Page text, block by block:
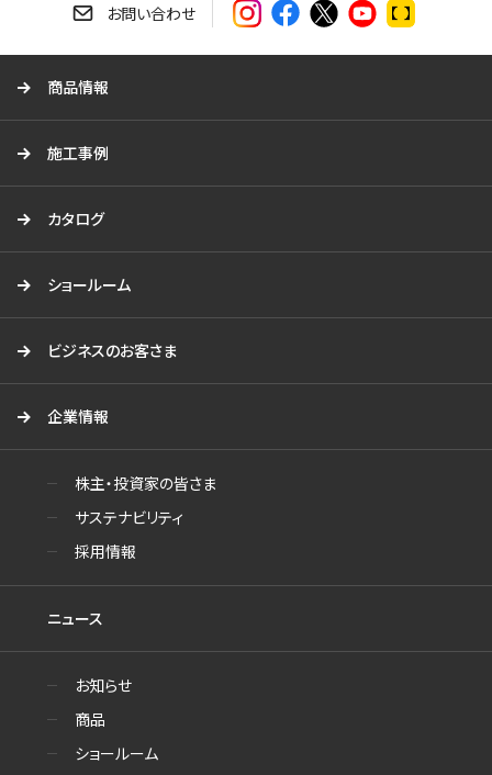
お問い合わせ
商品情報
施工事例
カタログ
ショールーム
ビジネスのお客さま
企業情報
株主・投資家の皆さま
サステナビリティ
採用情報
ニュース
お知らせ
商品
ショールーム